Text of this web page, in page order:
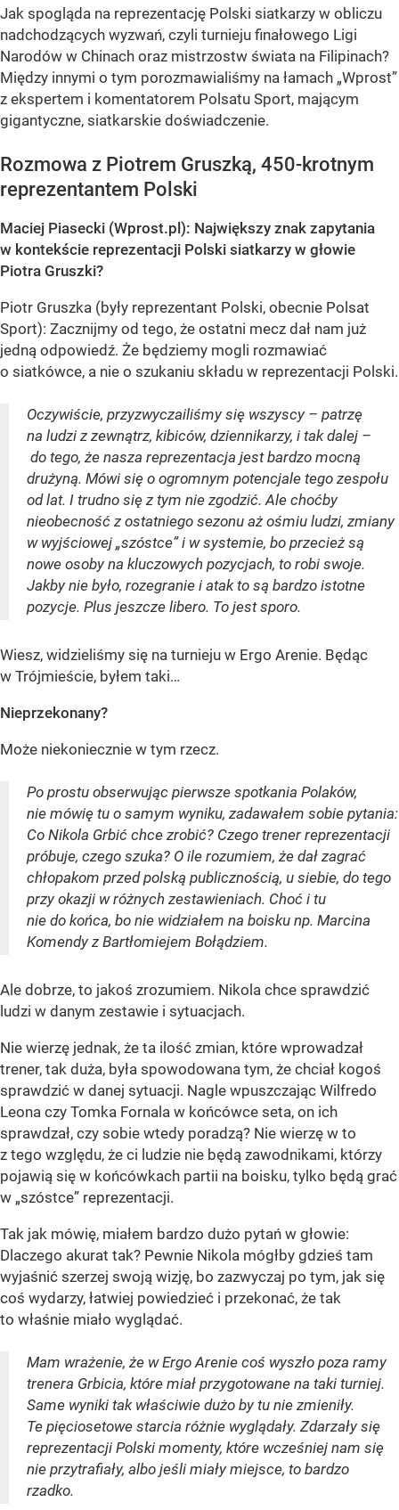
Jak spogląda na reprezentację Polski siatkarzy w obliczu
nadchodzących wyzwań, czyli turnieju finałowego Ligi
Narodów w Chinach oraz mistrzostw świata na Filipinach?
Między innymi o tym porozmawialiśmy na łamach „Wprost”
z ekspertem i komentatorem Polsatu Sport, mającym
gigantyczne, siatkarskie doświadczenie.
Rozmowa z Piotrem Gruszką, 450-krotnym
reprezentantem Polski
Maciej Piasecki (Wprost.pl): Największy znak zapytania
w kontekście reprezentacji Polski siatkarzy w głowie
Piotra Gruszki?
Piotr Gruszka (były reprezentant Polski, obecnie Polsat
Sport): Zacznijmy od tego, że ostatni mecz dał nam już
jedną odpowiedź. Że będziemy mogli rozmawiać
o siatkówce, a nie o szukaniu składu w reprezentacji Polski.
Oczywiście, przyzwyczailiśmy się wszyscy – patrzę
na ludzi z zewnątrz, kibiców, dziennikarzy, i tak dalej –
do tego, że nasza reprezentacja jest bardzo mocną
drużyną. Mówi się o ogromnym potencjale tego zespołu
od lat. I trudno się z tym nie zgodzić. Ale choćby
nieobecność z ostatniego sezonu aż ośmiu ludzi, zmiany
w wyjściowej „szóstce” i w systemie, bo przecież są
nowe osoby na kluczowych pozycjach, to robi swoje.
Jakby nie było, rozegranie i atak to są bardzo istotne
pozycje. Plus jeszcze libero. To jest sporo.
Wiesz, widzieliśmy się na turnieju w Ergo Arenie. Będąc
w Trójmieście, byłem taki…
Nieprzekonany?
Może niekoniecznie w tym rzecz.
Po prostu obserwując pierwsze spotkania Polaków,
nie mówię tu o samym wyniku, zadawałem sobie pytania:
Co Nikola Grbić chce zrobić? Czego trener reprezentacji
próbuje, czego szuka? O ile rozumiem, że dał zagrać
chłopakom przed polską publicznością, u siebie, do tego
przy okazji w różnych zestawieniach. Choć i tu
nie do końca, bo nie widziałem na boisku np. Marcina
Komendy z Bartłomiejem Bołądziem.
Ale dobrze, to jakoś zrozumiem. Nikola chce sprawdzić
ludzi w danym zestawie i sytuacjach.
Nie wierzę jednak, że ta ilość zmian, które wprowadzał
trener, tak duża, była spowodowana tym, że chciał kogoś
sprawdzić w danej sytuacji. Nagle wpuszczając Wilfredo
Leona czy Tomka Fornala w końcówce seta, on ich
sprawdzał, czy sobie wtedy poradzą? Nie wierzę w to
z tego względu, że ci ludzie nie będą zawodnikami, którzy
pojawią się w końcówkach partii na boisku, tylko będą grać
w „szóstce” reprezentacji.
Tak jak mówię, miałem bardzo dużo pytań w głowie:
Dlaczego akurat tak? Pewnie Nikola mógłby gdzieś tam
wyjaśnić szerzej swoją wizję, bo zazwyczaj po tym, jak się
coś wydarzy, łatwiej powiedzieć i przekonać, że tak
to właśnie miało wyglądać.
Mam wrażenie, że w Ergo Arenie coś wyszło poza ramy
trenera Grbicia, które miał przygotowane na taki turniej.
Same wyniki tak właściwie dużo by tu nie zmieniły.
Te pięciosetowe starcia różnie wyglądały. Zdarzały się
reprezentacji Polski momenty, które wcześniej nam się
nie przytrafiały, albo jeśli miały miejsce, to bardzo
rzadko.